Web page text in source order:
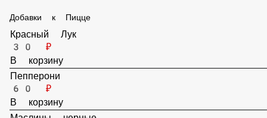
Красный Лук
30 ₽
В корзину
Пепперони
60 ₽
В корзину